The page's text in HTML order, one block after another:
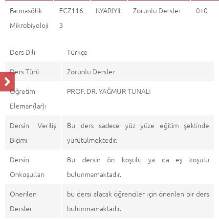
Farmasötik
Mikrobiyoloji
ECZ116-
3
II.YARIYIL Zorunlu Dersler 0+0
Ders Dili
Türkçe
Ders Türü
Zorunlu Dersler
Öğretim
Eleman(lar)ı
PROF. DR. YAĞMUR TUNALI
Dersin Veriliş
Biçimi
Bu ders sadece yüz yüze eğitim şeklinde
yürütülmektedir.
Dersin
Önkoşulları
Bu dersin ön koşulu ya da eş koşulu
bulunmamaktadır.
Önerilen
Dersler
bu dersi alacak öğrenciler için önerilen bir ders
bulunmamaktadır.